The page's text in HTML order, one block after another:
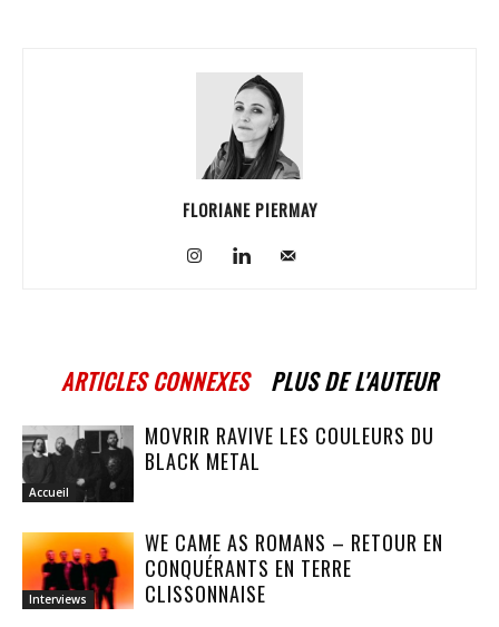
FLORIANE PIERMAY
ARTICLES CONNEXES PLUS DE L'AUTEUR
Accueil
MOVRIR RAVIVE LES COULEURS DU
BLACK METAL
Interviews
WE CAME AS ROMANS – RETOUR EN
CONQUÉRANTS EN TERRE
CLISSONNAISE